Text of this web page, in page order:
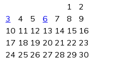
1
2
3
4 5 6 7 8
9
10 11 12 13 14 15 16
17 18 19 20 21 22 23
24 25 26 27 28 29 30